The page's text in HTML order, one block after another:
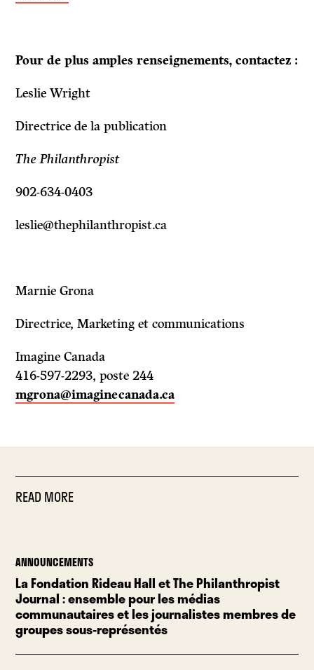
Pour de plus amples renseignements, contactez :
Leslie Wright
Directrice de la publication
The Philanthropist
902-634-0403
leslie@thephilanthropist.ca
Marnie Grona
Directrice, Marketing et communications
Imagine Canada
416-597-2293, poste 244
mgrona@imaginecanada.ca
READ MORE
ANNOUNCEMENTS
La Fondation Rideau Hall et The Philanthropist
Journal : ensemble pour les médias
communautaires et les journalistes membres de
groupes sous-représentés